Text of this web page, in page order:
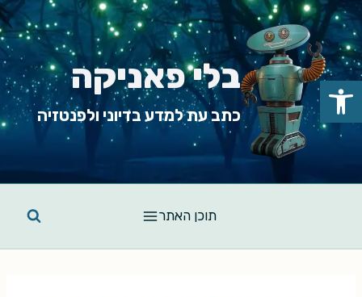
Skip
to
content
בלי פאניקה
כתב עת למדע בדיוני ולפנטזיה
תוכן האתר
פתח סרגל נגישות